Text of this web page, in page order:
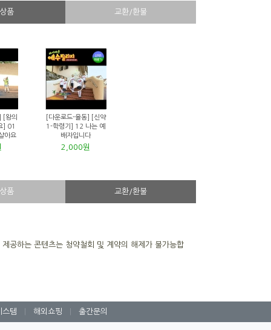
품 교환/환불
[왕의
] 01
아요
[다운로드-율동] [신약
1-학령기] 12 나는 예
배자입니다
2,000원
품 교환/환불
공하는 콘텐츠는 청약철회 및 계약의 해제가 불가능합
스템 해외쇼핑 출간문의